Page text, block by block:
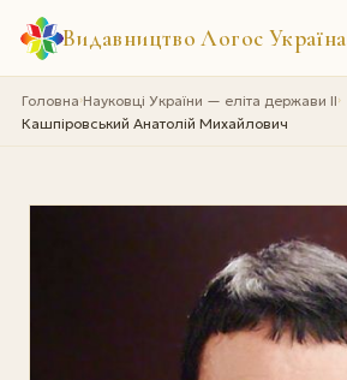
Видавництво Логос Україна
Головна›Науковці України — еліта держави II›
Кашпіровський Анатолій Михайлович